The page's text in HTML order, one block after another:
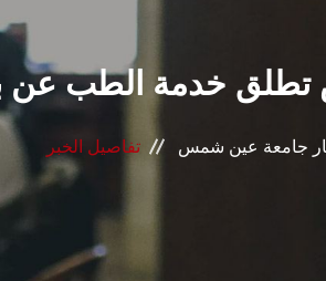
خدمة الطب عن
جامعة عين شمس تفاصيل الخبر